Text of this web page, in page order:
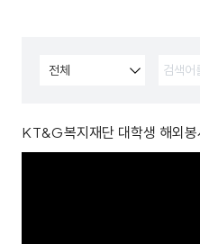
KT&G복지재단 대학생 해외